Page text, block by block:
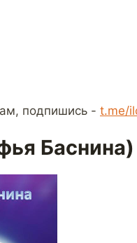
подпишись - t.me/
Баснина)